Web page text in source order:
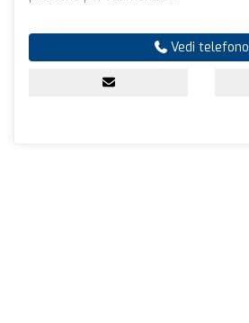
Vedi telefono